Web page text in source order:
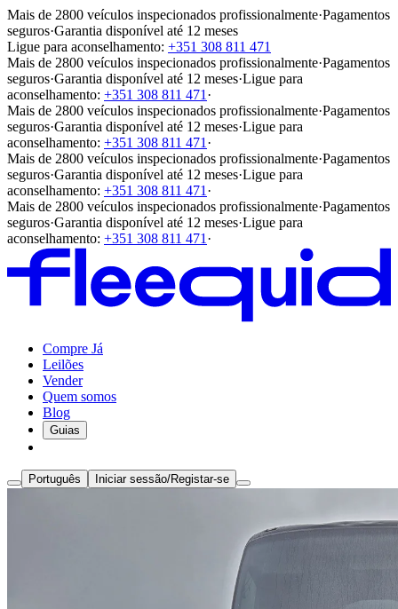
Mais de 2800 veículos inspecionados profissionalmente·Pagamentos
seguros·Garantia disponível até 12 meses
Ligue para aconselhamento: +351 308 811 471
Mais de 2800 veículos inspecionados profissionalmente·Pagamentos
seguros·Garantia disponível até 12 meses·Ligue para
aconselhamento: +351 308 811 471 ·
Mais de 2800 veículos inspecionados profissionalmente·Pagamentos
seguros·Garantia disponível até 12 meses·Ligue para
aconselhamento: +351 308 811 471 ·
Mais de 2800 veículos inspecionados profissionalmente·Pagamentos
seguros·Garantia disponível até 12 meses·Ligue para
aconselhamento: +351 308 811 471 ·
Mais de 2800 veículos inspecionados profissionalmente·Pagamentos
seguros·Garantia disponível até 12 meses·Ligue para
aconselhamento: +351 308 811 471 ·
Compre Já
Leilões
Vender
Quem somos
Blog
Guias
Português Iniciar sessão/Registar-se